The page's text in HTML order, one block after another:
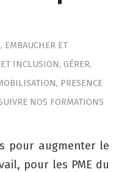
, EMBAUCHER ET
INCLUSION, GÉRER,
, PRESENCE
NOS FORMATIONS
pour augmenter le
pour les PME du